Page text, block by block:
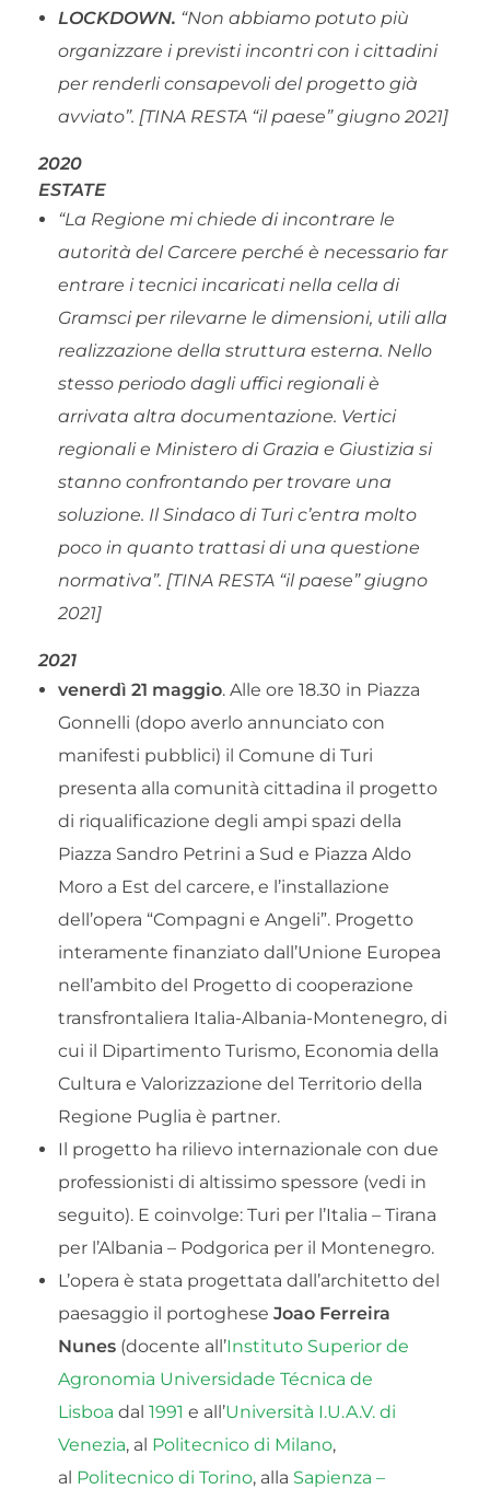
LOCKDOWN. “Non abbiamo potuto più
organizzare i previsti incontri con i cittadini
per renderli consapevoli del progetto già
avviato”. [TINA RESTA “il paese” giugno 2021]
2020
ESTATE
“La Regione mi chiede di incontrare le
autorità del Carcere perché è necessario far
entrare i tecnici incaricati nella cella di
Gramsci per rilevarne le dimensioni, utili alla
realizzazione della struttura esterna. Nello
stesso periodo dagli uffici regionali è
arrivata altra documentazione. Vertici
regionali e Ministero di Grazia e Giustizia si
stanno confrontando per trovare una
soluzione. Il Sindaco di Turi c’entra molto
poco in quanto trattasi di una questione
normativa”. [TINA RESTA “il paese” giugno
2021]
2021
venerdì 21 maggio. Alle ore 18.30 in Piazza
Gonnelli (dopo averlo annunciato con
manifesti pubblici) il Comune di Turi
presenta alla comunità cittadina il progetto
di riqualificazione degli ampi spazi della
Piazza Sandro Petrini a Sud e Piazza Aldo
Moro a Est del carcere, e l’installazione
dell’opera “Compagni e Angeli”. Progetto
interamente finanziato dall’Unione Europea
nell’ambito del Progetto di cooperazione
transfrontaliera Italia-Albania-Montenegro, di
cui il Dipartimento Turismo, Economia della
Cultura e Valorizzazione del Territorio della
Regione Puglia è partner.
Il progetto ha rilievo internazionale con due
professionisti di altissimo spessore (vedi in
seguito). E coinvolge: Turi per l’Italia – Tirana
per l’Albania – Podgorica per il Montenegro.
L’opera è stata progettata dall’architetto del
paesaggio il portoghese Joao Ferreira
Nunes(docente all’Instituto Superior de
Agronomia Universidade Técnica de
Lisboa dal 1991 e all’Università I.U.A.V. di
Venezia, al Politecnico di Milano,
al Politecnico di Torino, alla Sapienza –